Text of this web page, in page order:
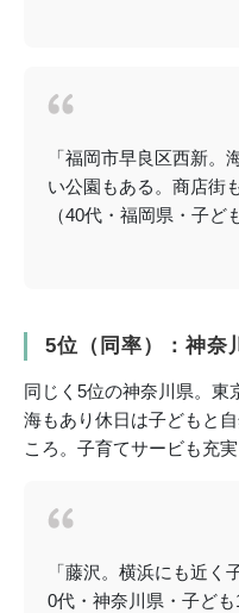
「福岡市早良区西新
い公園もある。商店街
（40代・福岡県・子ど
5位（同率）：神奈
同じく5位の神奈川県。東
海もあり休日は子どもと
ころ。子育てサービも充実
「藤沢。横浜にも近く
0代・神奈川県・子ども